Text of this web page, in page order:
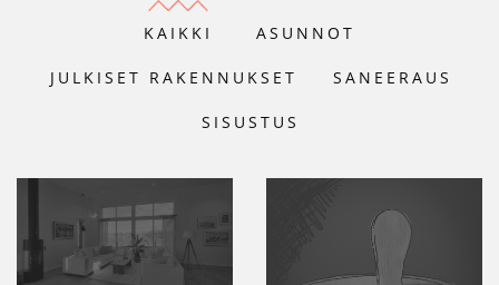
KAIKKI ASUNNOT
JULKISET RAKENNUKSET SANEERAUS
SISUSTUS